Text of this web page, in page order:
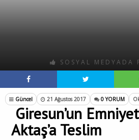
SOSYAL MEDYADA
Güncel 21 Ağustos 2017 0 YORUM
Giresun’un
Aktaş’a Teslim